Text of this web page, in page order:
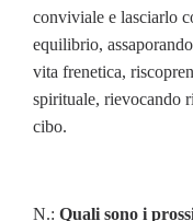
conviviale e lasciarlo
equilibrio,
vita frenetica,
spirituale, rievocando
cibo.
N.: Quali sono i